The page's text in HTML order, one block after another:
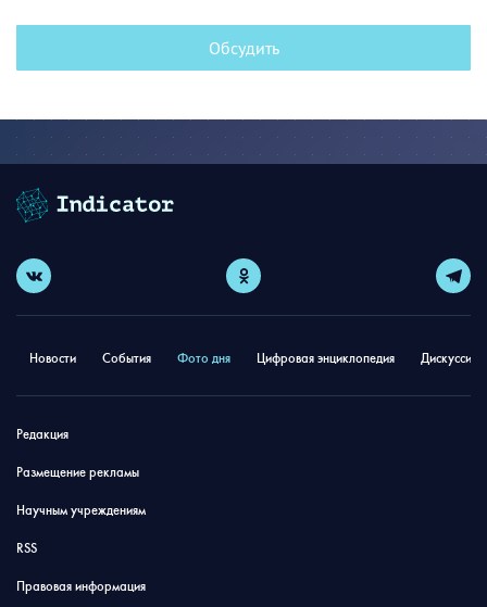
Обсудить
Новости События Фото дня Цифровая энциклопедия
Редакция
Размещение рекламы
Научным учреждениям
RSS
Правовая информация